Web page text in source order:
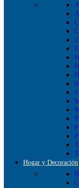
Hogar y Decoración